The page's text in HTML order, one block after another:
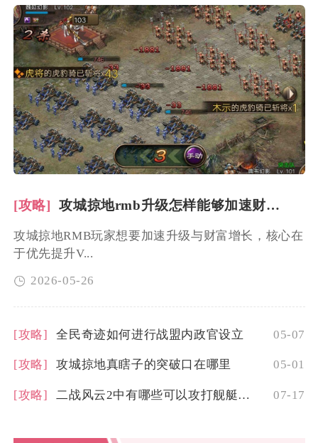
[攻略] 攻城掠地rmb升级怎样能够加速财富增长
攻城掠地RMB玩家想要加速升级与财富增长，核心在
于优先提升V...
2026-05-26
[攻略] 全民奇迹如何进行战盟内政官设立 05-07
[攻略] 攻城掠地真瞎子的突破口在哪里 05-01
[攻略] 二战风云2中有哪些可以攻打舰艇的方式 07-17